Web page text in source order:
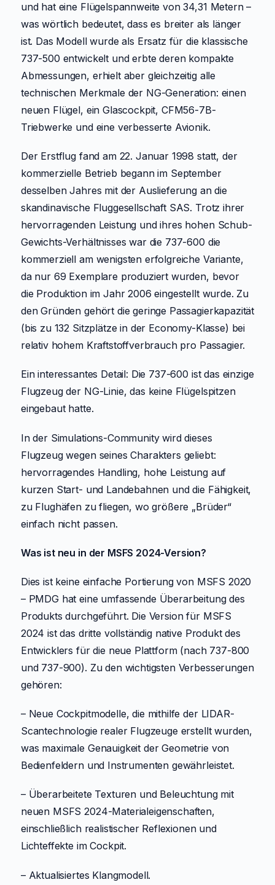
und hat eine Flügelspannweite von 34,31 Metern –
was wörtlich bedeutet, dass es breiter als länger
ist. Das Modell wurde als Ersatz für die klassische
737-500 entwickelt und erbte deren kompakte
Abmessungen, erhielt aber gleichzeitig alle
technischen Merkmale der NG-Generation: einen
neuen Flügel, ein Glascockpit, CFM56-7B-
Triebwerke und eine verbesserte Avionik.
Der Erstflug fand am 22. Januar 1998 statt, der
kommerzielle Betrieb begann im September
desselben Jahres mit der Auslieferung an die
skandinavische Fluggesellschaft SAS. Trotz ihrer
hervorragenden Leistung und ihres hohen Schub-
Gewichts-Verhältnisses war die 737-600 die
kommerziell am wenigsten erfolgreiche Variante,
da nur 69 Exemplare produziert wurden, bevor
die Produktion im Jahr 2006 eingestellt wurde. Zu
den Gründen gehört die geringe Passagierkapazität
(bis zu 132 Sitzplätze in der Economy-Klasse) bei
relativ hohem Kraftstoffverbrauch pro Passagier.
Ein interessantes Detail: Die 737-600 ist das einzige
Flugzeug der NG-Linie, das keine Flügelspitzen
eingebaut hatte.
In der Simulations-Community wird dieses
Flugzeug wegen seines Charakters geliebt:
hervorragendes Handling, hohe Leistung auf
kurzen Start- und Landebahnen und die Fähigkeit,
zu Flughäfen zu fliegen, wo größere „Brüder“
einfach nicht passen.
Was ist neu in der MSFS 2024-Version?
Dies ist keine einfache Portierung von MSFS 2020
– PMDG hat eine umfassende Überarbeitung des
Produkts durchgeführt. Die Version für MSFS
2024 ist das dritte vollständig native Produkt des
Entwicklers für die neue Plattform (nach 737-800
und 737-900). Zu den wichtigsten Verbesserungen
gehören:
– Neue Cockpitmodelle, die mithilfe der LIDAR-
Scantechnologie realer Flugzeuge erstellt wurden,
was maximale Genauigkeit der Geometrie von
Bedienfeldern und Instrumenten gewährleistet.
– Überarbeitete Texturen und Beleuchtung mit
neuen MSFS 2024-Materialeigenschaften,
einschließlich realistischer Reflexionen und
Lichteffekte im Cockpit.
– Aktualisiertes Klangmodell.